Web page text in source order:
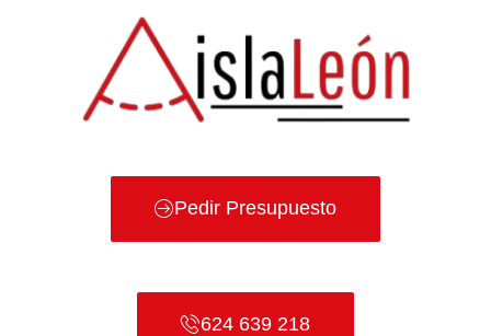
Pedir Presupuesto
624 639 218